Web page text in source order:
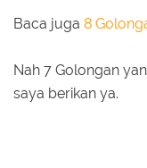
Baca juga 8
Nah 7 Golongan
saya berikan ya.